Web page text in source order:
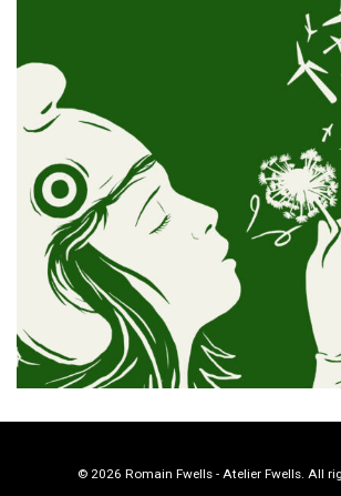
© 2026 Romain Fwells - Atelier Fwells. All